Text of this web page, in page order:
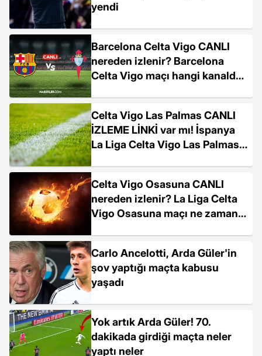
yendi
Barcelona Celta Vigo CANLI
nereden izlenir? Barcelona
Celta Vigo maçı hangi kanalda,
Celta Vigo Las Palmas CANLI
İZLEME LİNKİ var mı! İspanya
La Liga Celta Vigo Las Palmas
Celta Vigo Osasuna CANLI
nereden izlenir? La Liga Celta
Vigo Osasuna maçı ne zaman,
Carlo Ancelotti, Arda Güler'in
şov yaptığı maçta kabusu
yaşadı
Yok artık Arda Güler! 70.
dakikada girdiği maçta neler
yaptı neler